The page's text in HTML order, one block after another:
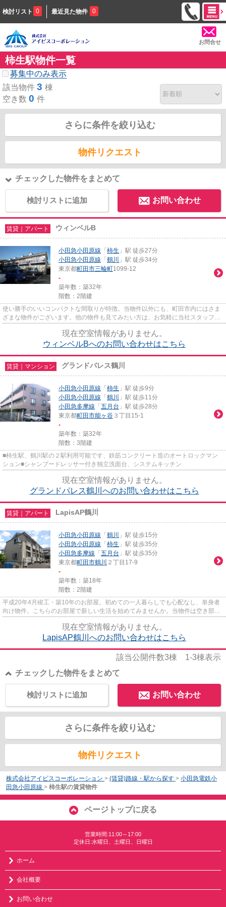
検討リスト 0 最近見た物件 0
お問合せ
柿生駅物件一覧
募集中のみ表示
該当物件 3 棟
空き数 0 件
さらに条件を絞り込む
物件リクエスト
チェックした物件をまとめて
検討リストに追加 お問い合わせ
賃貸｜アパート ウィンベルB
小田急小田原線 「 柿生 」駅 徒歩27分
小田急小田原線 「 鶴川
」駅 徒歩34分
東京都町田市三輪町1099-12
-
築年数：築32年
階数：2階建
使い勝手のいいコンパクトな間取りが特徴。当物件以外にも、町田市内にはさま
ざまな物件がございます。他の物件も見てみたい方は、お気軽に当社スタッフま
現在空室情報がありません。
ウィンベルBへのお問い合わせはこちら
賃貸｜マンション グランドパレス鶴川
小田急小田原線 「 柿生 」駅 徒歩9分
小田急小田原線 「 鶴川
」駅 徒歩11分
小田急多摩線 「 五月台 」駅 徒歩28分
東京都町田市能ヶ谷 ３丁目15-1
-
築年数：築32年
階数：3階建
■柿生駅、鶴川駅の２駅利用可能です、鉄筋コンクリート造のオートロックマン
ション■シャンプードレッサー付き独立洗面台、システムキッチン
現在空室情報がありません。
グランドパレス鶴川へのお問い合わせはこちら
賃貸｜アパート LapisAP鶴川
小田急小田原線 「 鶴川
」駅 徒歩15分
小田急小田原線 「 柿生 」駅 徒歩35分
小田急多摩線 「 五月台 」駅 徒歩35分
東京都町田市鶴川 ２丁目17-9
-
築年数：築18年
階数：2階建
平成20年4月竣工・築10年のお部屋。初めての一人暮らしでも心配なし、単身者
向け物件。こちらのお部屋で新しい生活を始めてみませんか。当物件は空き部屋
現在空室情報がありません。
LapisAP鶴川へのお問い合わせはこちら
該当公開件数3棟 1-3棟表示
チェックした物件をまとめて
お問い合わせ
検討リストに追加
さらに条件を絞り込む
物件リクエスト
株式会社アイビスコーポレーション > (賃貸)路線・駅から探す > 小田急電鉄小
田急小田原線 > 柿生駅の賃貸物件
ページトップに戻る
営業時間:11:00～17:00
定休日:水曜日、土曜日、日曜日
ホーム
会社概要
お問い合わせ